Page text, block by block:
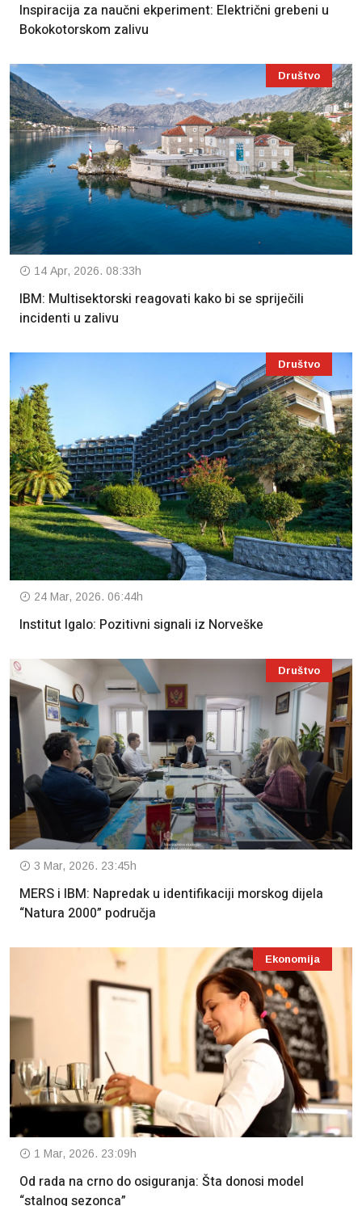
Inspiracija za naučni ekperiment: Električni grebeni u
Bokokotorskom zalivu
Društvo
14 Apr, 2026. 08:33h
IBM: Multisektorski reagovati kako bi se spriječili
incidenti u zalivu
Društvo
24 Mar, 2026. 06:44h
Institut Igalo: Pozitivni signali iz Norveške
Društvo
3 Mar, 2026. 23:45h
MERS i IBM: Napredak u identifikaciji morskog dijela
“Natura 2000” područja
Ekonomija
1 Mar, 2026. 23:09h
Od rada na crno do osiguranja: Šta donosi model
“stalnog sezonca”